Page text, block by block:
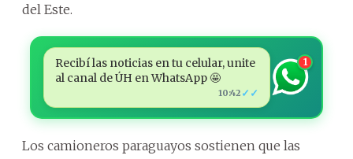
del Este.
Recibí las noticias en tu celular, unite
al canal de ÚH en WhatsApp 🤩
10:42 ✓✓
1
Los camioneros paraguayos sostienen que las